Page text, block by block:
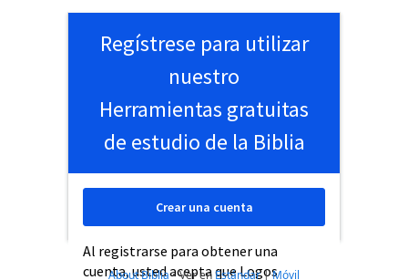
Regístrese para utilizar
nuestro
Herramientas gratuitas
de estudio de la Biblia
Al registrarse para obtener una
cuenta, usted acepta que Logos
Crear una cuenta
About Biblia • Ver enEstándar|Móvil